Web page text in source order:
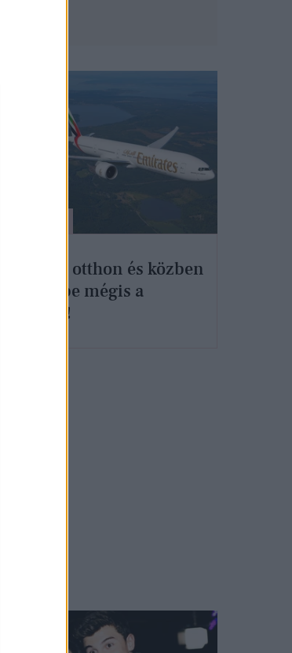
Maradj otthon és közben
utazd be mégis a
világot!